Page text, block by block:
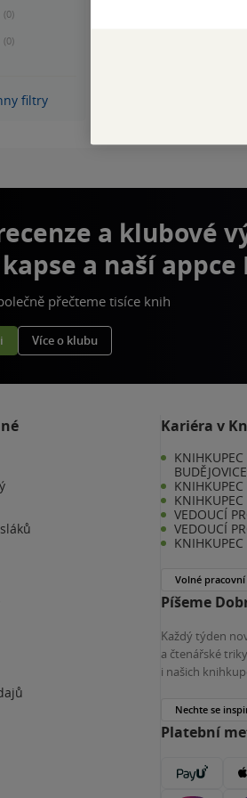
hvězdiček
5
hvězdiček
2
5
(0)
1
(0)
filtry
a klubové
a naší appce
přečteme tisíce knih
Více o klubu
Kariéra v
KNIHKUPEC
BUDĚJOVICE
KNIHKUPEC
VEDOUCÍ
VEDOUCÍ
Volné pracovní
Píšeme
Každý týden
a čtenářské
i našich
Nechte se
Platební